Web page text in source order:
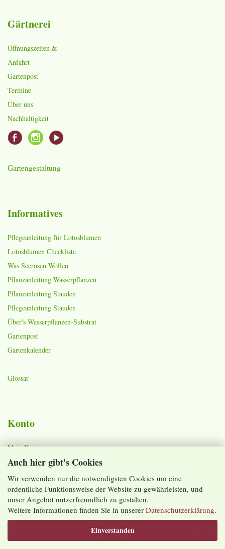
Auch hier gibt's Cookies
Wir verwenden nur die notwendigsten Cookies um eine
ordentliche Funktionsweise der Website zu gewährleisten, und
unser Angebot nutzerfreundlich zu gestalten.
Weitere Informationen finden Sie in unserer Datenschutzerklärung.
Einverstanden
Gärtnerei
Öffnungszeiten &
Anfahrt
Gartenpost
Termine
Über uns
Nachhaltigkeit
Gartengestaltung
Informatives
Pflegeanleitung für Lotosblumen
Lotosblumen Checkliste
Was Seerosen Wollen
Pflanzanleitung Wasserpflanzen
Pflanzanleitung Stauden
Pflegeanleitung Stauden
Über's Wasserpflanzen-Substrat
Gartenpost
Gartenkalender
Glossar
Konto
Mein Konto
Warenkorb
Merkzettel
Lieferzeiten und Versandkosten
by Gambio.com © 2026 | Template von
JungCreative.